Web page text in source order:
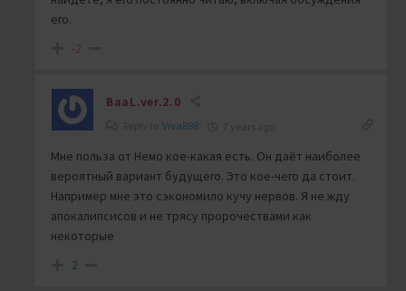
его.
-2
BaaL.ver.2.0
Viva888
Мне польза от Немо кое-какая есть. Он даёт наиболее
вероятный вариант будущего. Это кое-чего да стоит.
Например мне это сэкономило кучу нервов. Я не жду
апокалипсисов и не трясу пророчествами как
некоторые
2